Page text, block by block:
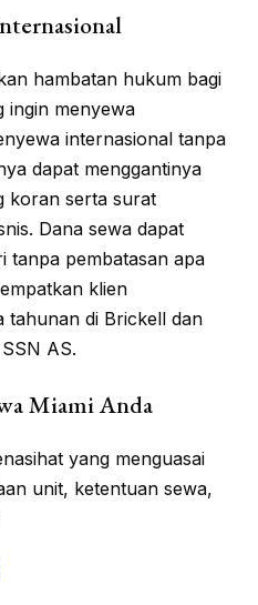
hambatan hukum bagi
ingin menyewa
internasional tanpa
dapat menggantinya
koran serta surat
Dana sewa dapat
tanpa pembatasan apa
klien
tahunan di Brickell dan
AS.
Miami Anda
yang menguasai
unit, ketentuan sewa,